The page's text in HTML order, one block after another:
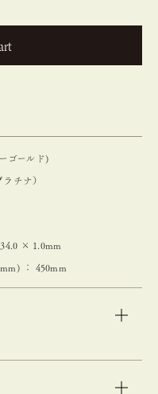
る
ゴールド)
チナ）
× 1.0mm
： 450mm